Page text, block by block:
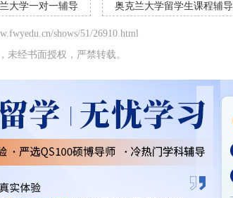
大学一对一辅导 奥克兰大学留学生课程辅导
shows/51/26910.html
未经书面授权，严禁转载。